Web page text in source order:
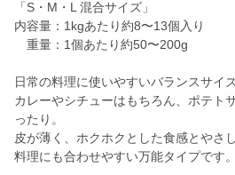
「S・M・L 混合サイズ」
内容量：1kgあたり約8〜13個入り
重量：1個あたり約50〜200g
日常の料理に使いやすいバランスサイズ
カレーやシチューはもちろん、ポテト
ったり。
皮が薄く、ホクホクとした食感とやさ
料理にも合わせやすい万能タイプです。